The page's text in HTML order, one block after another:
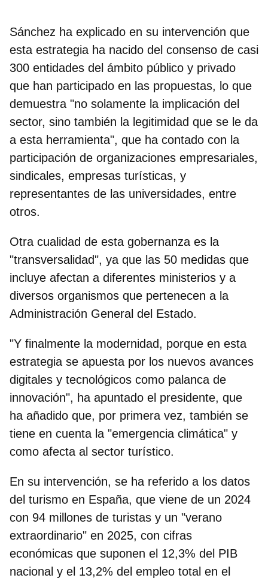
Sánchez ha explicado en su intervención que
esta estrategia ha nacido del consenso de casi
300 entidades del ámbito público y privado
que han participado en las propuestas, lo que
demuestra "no solamente la implicación del
sector, sino también la legitimidad que se le da
a esta herramienta", que ha contado con la
participación de organizaciones empresariales,
sindicales, empresas turísticas, y
representantes de las universidades, entre
otros.
Otra cualidad de esta gobernanza es la
"transversalidad", ya que las 50 medidas que
incluye afectan a diferentes ministerios y a
diversos organismos que pertenecen a la
Administración General del Estado.
"Y finalmente la modernidad, porque en esta
estrategia se apuesta por los nuevos avances
digitales y tecnológicos como palanca de
innovación", ha apuntado el presidente, que
ha añadido que, por primera vez, también se
tiene en cuenta la "emergencia climática" y
como afecta al sector turístico.
En su intervención, se ha referido a los datos
del turismo en España, que viene de un 2024
con 94 millones de turistas y un "verano
extraordinario" en 2025, con cifras
económicas que suponen el 12,3% del PIB
nacional y el 13,2% del empleo total en el